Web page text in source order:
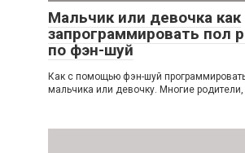
Мальчик или девочка как
запрограммировать пол
по фэн-шуй
Как с помощью фэн-шуй
мальчика или девочку. Многие родители,